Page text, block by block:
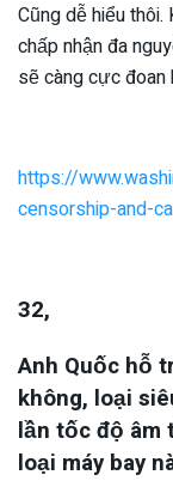
Cũng dễ hiểu
chấp nhận đa
sẽ càng cực đoan
https://
censorship-and-
32,
Anh Quốc hỗ
không, loại
lần tốc độ âm
loại máy bay